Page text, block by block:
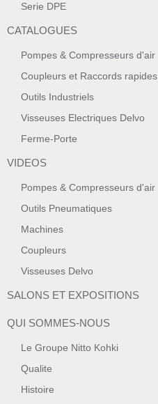
Serie DPE
CATALOGUES
Pompes & Compresseurs d'air
Coupleurs et Raccords rapides
Outils Industriels
Visseuses Electriques Delvo
Ferme-Porte
VIDEOS
Pompes & Compresseurs d'air
Outils Pneumatiques
Machines
Coupleurs
Visseuses Delvo
SALONS ET EXPOSITIONS
QUI SOMMES-NOUS
Le Groupe Nitto Kohki
Qualite
Histoire